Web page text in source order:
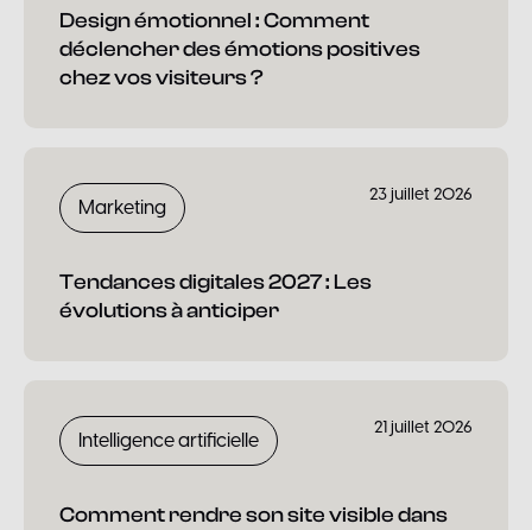
Design émotionnel : Comment
déclencher des émotions positives
chez vos visiteurs ?
Marketing 23 juillet 2026
Tendances digitales 2027 : Les
évolutions à anticiper
Intelligence artificielle 21 juillet 2026
Comment rendre son site visible dans